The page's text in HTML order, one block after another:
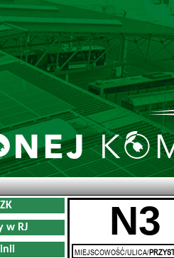
w RJ
N3
MIEJSCOWOŚĆ/ULICA/